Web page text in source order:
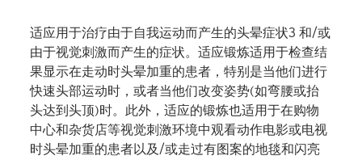
适应用于治疗由于自我运动而产生的头晕症状3 和/或
由于视觉刺激而产生的症状。适应锻炼适用于检查结
果显示在走动时头晕加重的患者，特别是当他们进行
快速头部运动时，或者当他们改变姿势(如弯腰或抬
头达到头顶)时。此外，适应的锻炼也适用于在购物
中心和杂货店等视觉刺激环境中观看动作电影或电视
时头晕加重的患者以及/或走过有图案的地毯和闪亮